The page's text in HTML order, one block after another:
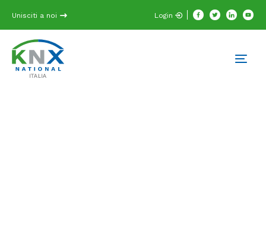
Unisciti a noi Login